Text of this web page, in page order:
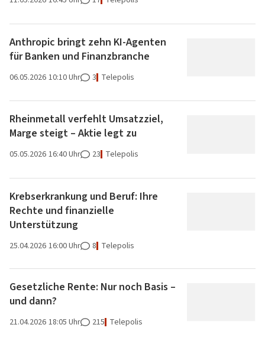
Anthropic bringt zehn KI-Agenten
für Banken und Finanzbranche
06.05.2026 10:10 Uhr 3 Telepolis
Rheinmetall verfehlt Umsatzziel,
Marge steigt – Aktie legt zu
05.05.2026 16:40 Uhr 23 Telepolis
Krebserkrankung und Beruf: Ihre
Rechte und finanzielle
Unterstützung
25.04.2026 16:00 Uhr 8 Telepolis
Gesetzliche Rente: Nur noch Basis –
und dann?
21.04.2026 18:05 Uhr 215 Telepolis